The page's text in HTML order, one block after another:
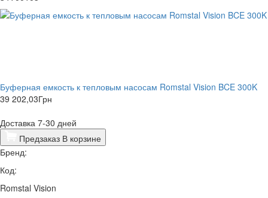
Буферная емкость к тепловым насосам Romstal Vision BCE 300K
39 202,03Грн
Доставка 7-30 дней
Предзаказ В корзине
Бренд:
Код:
Romstal Vision